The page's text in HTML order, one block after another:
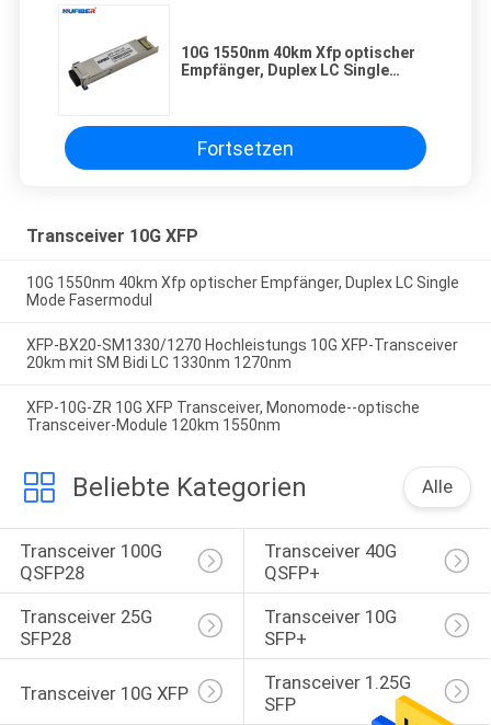
10G 1550nm 40km Xfp optischer
Empfänger, Duplex LC Single
Fortsetzen
Transceiver 10G XFP
10G 1550nm 40km Xfp optischer Empfänger, Duplex LC Single
Mode Fasermodul
XFP-BX20-SM1330/1270 Hochleistungs 10G XFP-Transceiver
20km mit SM Bidi LC 1330nm 1270nm
XFP-10G-ZR 10G XFP Transceiver, Monomode--optische
Transceiver-Module 120km 1550nm
Beliebte Kategorien Alle
Transceiver 100G
QSFP28
Transceiver 40G
QSFP+
Transceiver 25G
SFP28
Transceiver 10G
SFP+
Transceiver 10G XFP
Transceiver 1.25G
SFP